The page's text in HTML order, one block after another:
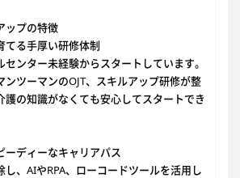
ップの特徴
てる手厚い研修体制
ンター未経験からスタートしています。
ンツーマンのOJT、スキルアップ研修が整
護の知識がなくても安心してスタートでき
ーディーなキャリアパス
し、AIやRPA、ローコードツールを活用し